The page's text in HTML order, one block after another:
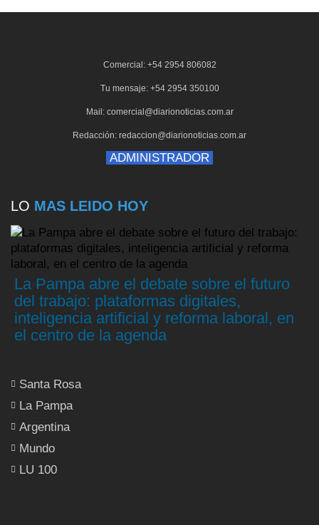
Comercial: +54 2954 806082
Tu mensaje: +54 2954 350100
Mail: comercial@diarionoticias.com.ar
Redacción: redaccion@diarionoticias.com.ar
ADMINISTRADOR
LO MAS LEIDO HOY
La Pampa abre el debate sobre el futuro
del trabajo: plataformas digitales,
inteligencia artificial y reforma laboral, en
el centro de la agenda
Santa Rosa
La Pampa
Argentina
Mundo
LU 100